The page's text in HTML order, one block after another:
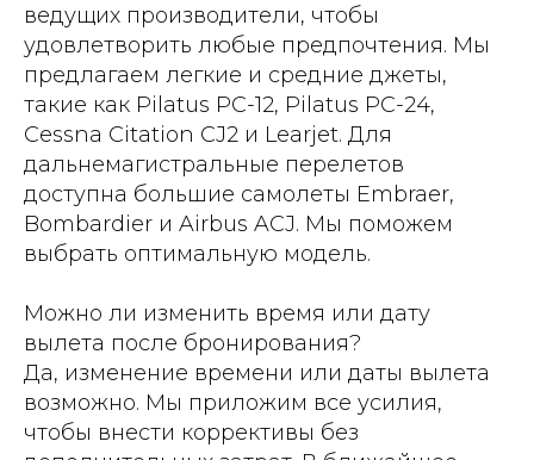
ведущих производители, чтобы
удовлетворить любые предпочтения. Мы
предлагаем легкие и средние джеты,
такие как Pilatus PC-12, Pilatus PC-24,
Cessna Citation CJ2 и Learjet. Для
дальнемагистральные перелетов
доступна большие самолеты Embraer,
Bombardier и Airbus ACJ. Мы поможем
выбрать оптимальную модель.
Можно ли изменить время или дату
вылета после бронирования?
Да, изменение времени или даты вылета
возможно. Мы приложим все усилия,
чтобы внести коррективы без